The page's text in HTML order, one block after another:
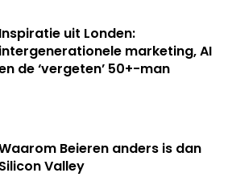
Inspiratie uit Londen:
intergenerationele marketing, AI
de ‘vergeten’ 50+-man
Beieren anders is dan
Silicon Valley